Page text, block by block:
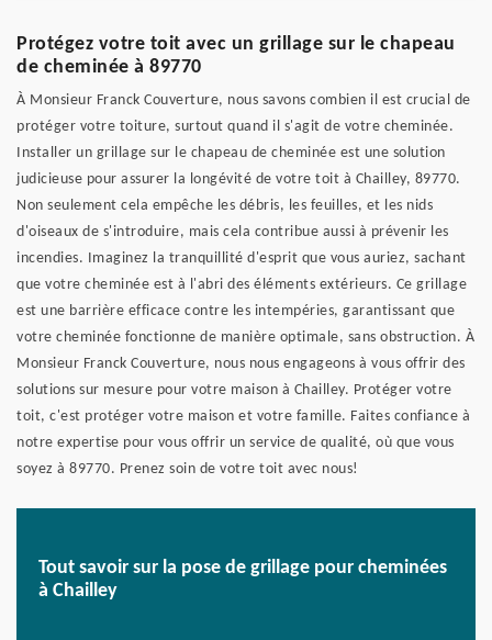
Protégez votre toit avec un grillage sur le chapeau
de cheminée à 89770
À Monsieur Franck Couverture, nous savons combien il est crucial de
protéger votre toiture, surtout quand il s'agit de votre cheminée.
Installer un grillage sur le chapeau de cheminée est une solution
judicieuse pour assurer la longévité de votre toit à Chailley, 89770.
Non seulement cela empêche les débris, les feuilles, et les nids
d'oiseaux de s'introduire, mais cela contribue aussi à prévenir les
incendies. Imaginez la tranquillité d'esprit que vous auriez, sachant
que votre cheminée est à l'abri des éléments extérieurs. Ce grillage
est une barrière efficace contre les intempéries, garantissant que
votre cheminée fonctionne de manière optimale, sans obstruction. À
Monsieur Franck Couverture, nous nous engageons à vous offrir des
solutions sur mesure pour votre maison à Chailley. Protéger votre
toit, c'est protéger votre maison et votre famille. Faites confiance à
notre expertise pour vous offrir un service de qualité, où que vous
soyez à 89770. Prenez soin de votre toit avec nous!
Tout savoir sur la pose de grillage pour cheminées
à Chailley